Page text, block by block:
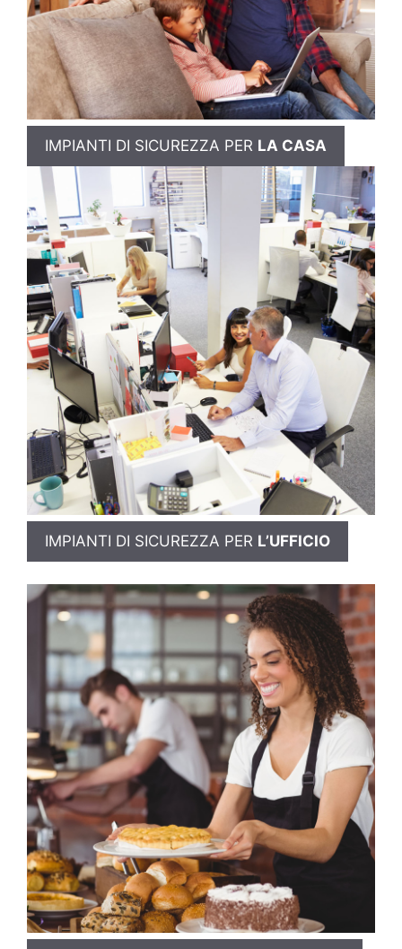
IMPIANTI DI SICUREZZA PER LA CASA
IMPIANTI DI SICUREZZA PER L’UFFICIO